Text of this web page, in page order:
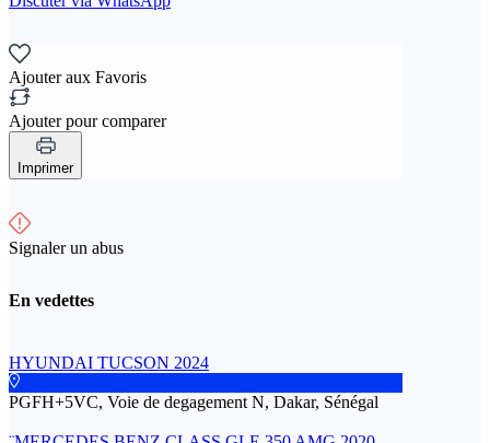
Ajouter aux Favoris
Ajouter pour comparer
Imprimer
Signaler un abus
En vedettes
HYUNDAI TUCSON 2024
PGFH+5VC, Voie de degagement N, Dakar, Sénégal